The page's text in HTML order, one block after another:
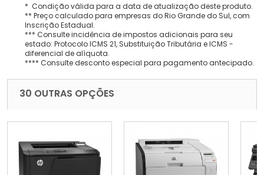
* Condição válida para a data de atualização deste produto.
** Preço calculado para empresas do Rio Grande do Sul, com
Inscrição Estadual.
*** Consulte incidência de impostos adicionais para seu
estado: Protocolo ICMS 21, Substituição Tributária e ICMS -
diferencial de alíquota.
**** Consulte desconto especial para pagamento antecipado.
30 OUTRAS OPÇÕES